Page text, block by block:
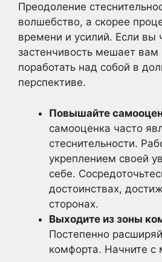
Преодоление
волшебство, а скорее
времени и усилий. Если вы
застенчивость мешает вам
поработать над собой в
перспективе.
Повышайте
самооценка часто
стеснительности.
укреплением своей
себе.
достоинствах,
сторонах.
Выходите из зоны
Постепенно
комфорта. Начните с